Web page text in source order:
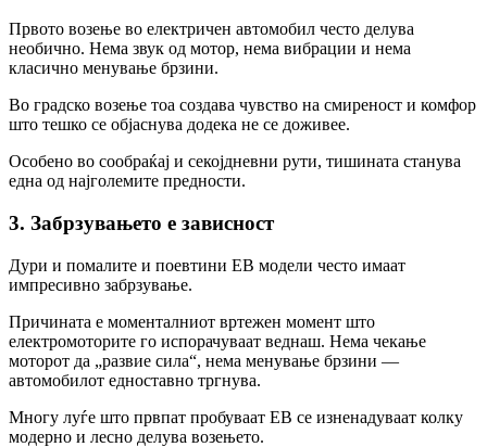
Првото возење во електричен автомобил често делува
необично. Нема звук од мотор, нема вибрации и нема
класично менување брзини.
Во градско возење тоа создава чувство на смиреност и комфор
што тешко се објаснува додека не се доживее.
Особено во сообраќај и секојдневни рути, тишината станува
една од најголемите предности.
3. Забрзувањето е зависност
Дури и помалите и поевтини ЕВ модели често имаат
импресивно забрзување.
Причината е моменталниот вртежен момент што
електромоторите го испорачуваат веднаш. Нема чекање
моторот да „развие сила“, нема менување брзини —
автомобилот едноставно тргнува.
Многу луѓе што првпат пробуваат ЕВ се изненадуваат колку
модерно и лесно делува возењето.